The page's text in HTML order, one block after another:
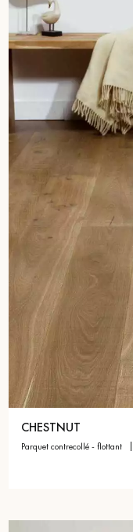
CHESTNUT
parquet contrecollé - flottant